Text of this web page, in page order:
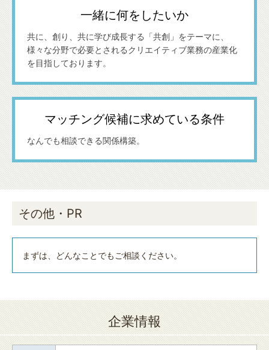
一緒に何をしたいか
共に、創り、共に学び成長する「共創」をテーマに、
様々な分野で必要とされるクリエイティブ業務の産業化
を目指しております。
マッチング候補に求めている条件
なんでも相談できる関係構築。
その他・PR
まずは、どんなことでもご相談ください。
企業情報